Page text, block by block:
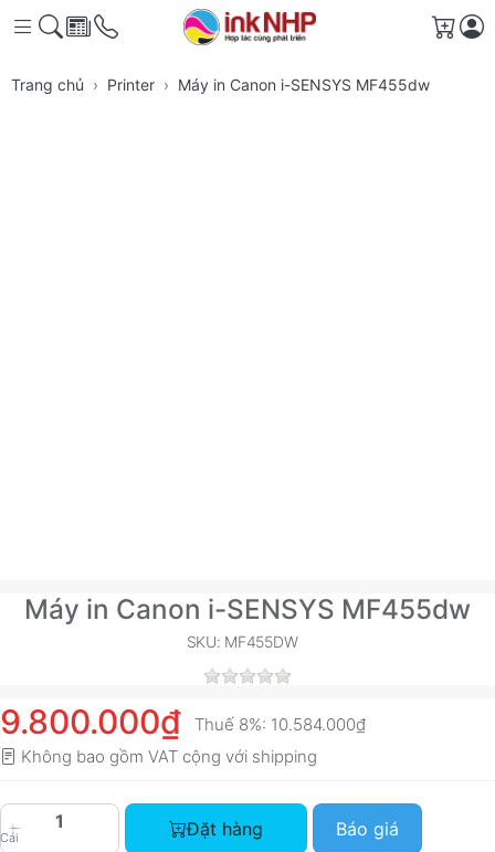
Giỏ
Trang chủ Printer Máy in Canon i-SENSYS MF455dw
Máy in Canon i-SENSYS MF455dw
SKU: MF455DW
9.800.000₫ Thuế 8%: 10.584.000₫
Không bao gồm VAT cộng với shipping
Cái
Máy in Canon i-SENSYS MF455dw với giá
Đặt hàng Báo giá